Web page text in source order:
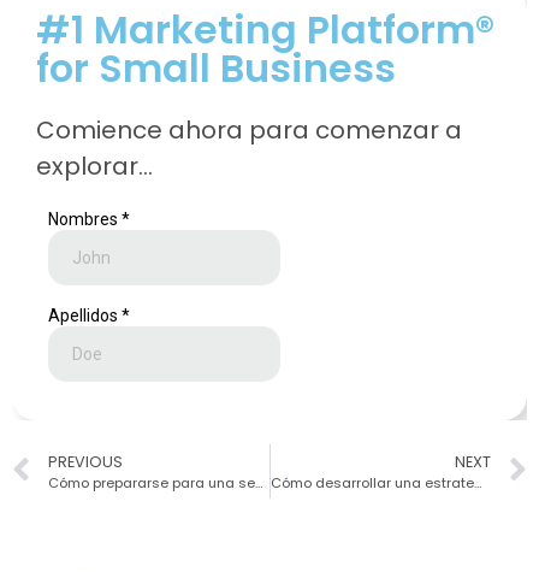
#1 Marketing Platform®
for Small Business
Comience ahora para comenzar a
explorar…
PREVIOUS
Cómo prepararse para una sesión de fotos profesional?
NEXT
Cómo desarrollar una estrategia de contenido en 6 pasos